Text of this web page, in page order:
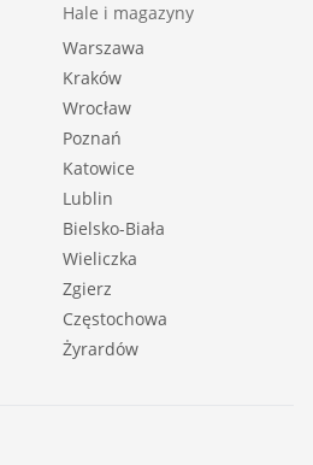
Hale i magazyny
Warszawa
Kraków
Wrocław
Poznań
Katowice
Lublin
Bielsko-Biała
Wieliczka
Zgierz
Częstochowa
Żyrardów